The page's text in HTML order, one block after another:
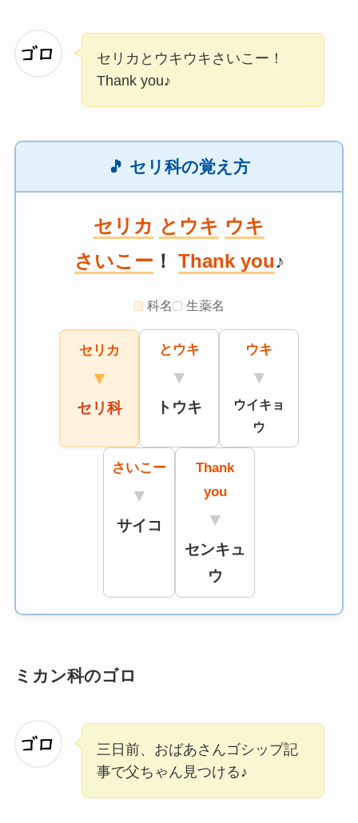
セリカとウキウキさいこー！
Thank you♪
🎵 セリ科の覚え方
セリカ とウキ ウキ
さいこー ！ Thank you♪
科名 生薬名
セリカ
▼
セリ科
とウキ
▼
トウキ
ウキ
▼
ウイキョ
ウ
さいこー
▼
サイコ
Thank
you
▼
センキュ
ウ
ミカン科のゴロ
三日前、おばあさんゴシップ記
事で父ちゃん見つける♪